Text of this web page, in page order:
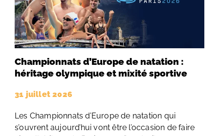
Championnats d’Europe de natation :
héritage olympique et mixité sportive
31 juillet 2026
Les Championnats d’Europe de natation qui
s’ouvrent aujourd’hui vont être l’occasion de faire